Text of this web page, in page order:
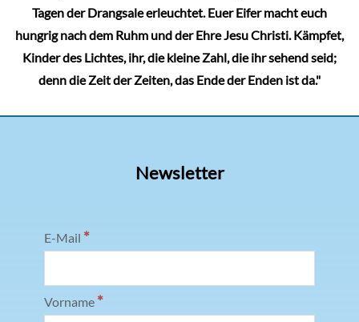
Tagen der Drangsale erleuchtet. Euer Eifer macht euch
hungrig nach dem Ruhm und der Ehre Jesu Christi. Kämpfet,
Kinder des Lichtes, ihr, die kleine Zahl, die ihr sehend seid;
denn die Zeit der Zeiten, das Ende der Enden ist da."
Newsletter
E-Mail *
Vorname *